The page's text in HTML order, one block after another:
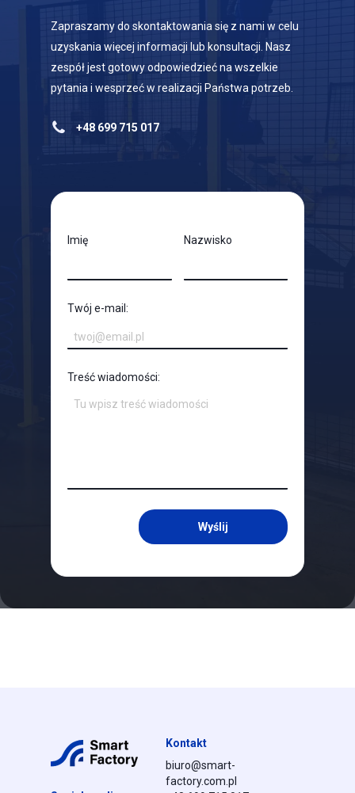
Imię Nazwisko
Twój e-mail:
Treść wiadomości:
Wyślij
Zapraszamy do skontaktowania się z nami w celu
uzyskania więcej informacji lub konsultacji. Nasz
zespół jest gotowy odpowiedzieć na wszelkie
pytania i wesprzeć w realizacji Państwa potrzeb.
+48 699 715 017
biuro@smart-
factory.com.pl
Kontakt